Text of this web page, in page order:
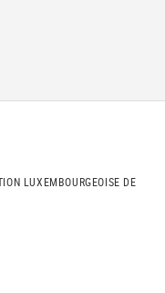
LUXEMBOURGEOISE DE